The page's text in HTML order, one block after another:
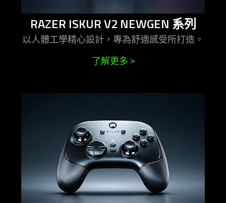
RAZER ISKUR V2 NEWGEN 系列
以人體工學精心設計，專為舒適感受所打造 。
了解更多 >
-
razer
wolverine
v3
bluetooth®